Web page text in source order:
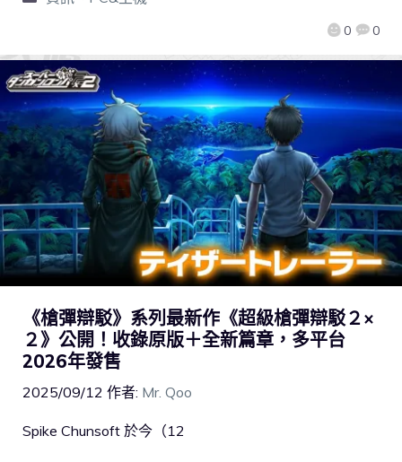
0 0
《槍彈辯駁》系列最新作《超級槍彈辯駁２×
２》公開！收錄原版＋全新篇章，多平台
2026年發售
2025/09/12 作者: Mr. Qoo
Spike Chunsoft 於今（12